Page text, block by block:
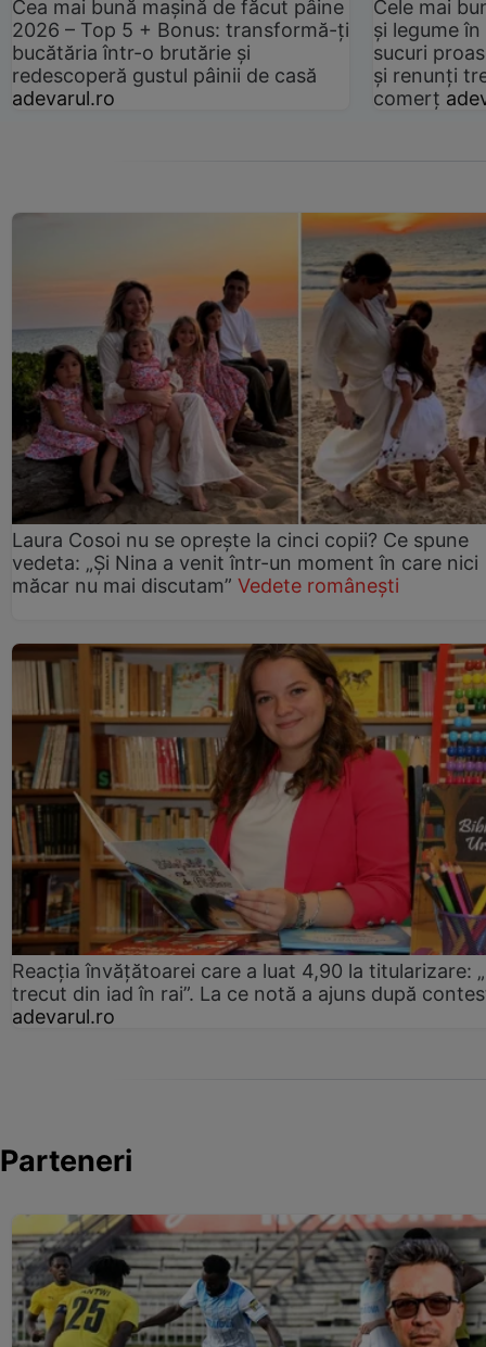
Cea mai bună mașină de făcut pâine
2026 – Top 5 + Bonus: transformă-ți
bucătăria într-o brutărie și
redescoperă gustul pâinii de casă
adevarul.ro
Cele mai
și legume
sucuri
și renunți
comerț
Laura Cosoi nu se oprește la cinci copii? Ce spune
vedeta: „Și Nina a venit într-un moment în care nici
măcar nu mai discutam” Vedete românești
Reacția învățătoarei care a luat 4,90 la titularizare:
trecut din iad în rai”. La ce notă a ajuns după
adevarul.ro
Parteneri